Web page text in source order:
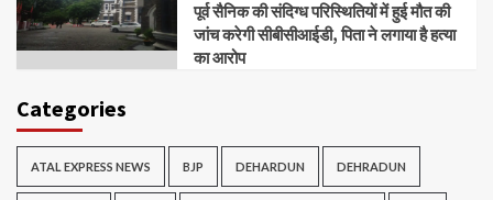
पूर्व सैनिक की संदिग्ध परिस्थितियों में हुई मौत की
जांच करेगी सीबीसीआईडी, पिता ने लगाया है हत्या
का आरोप
Categories
ATAL EXPRESS NEWS BJP DEHARDUN DEHRADUN